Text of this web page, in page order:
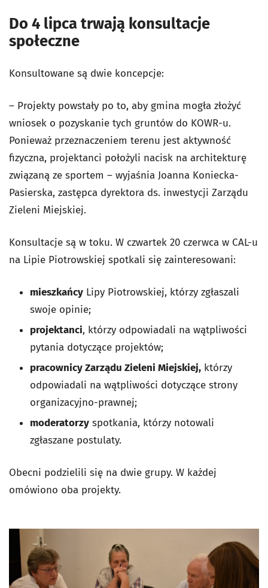
Do 4 lipca trwają konsultacje
społeczne
Konsultowane są dwie koncepcje:
– Projekty powstały po to, aby gmina mogła złożyć
wniosek o pozyskanie tych gruntów do KOWR-u.
Ponieważ przeznaczeniem terenu jest aktywność
fizyczna, projektanci położyli nacisk na architekturę
związaną ze sportem – wyjaśnia Joanna Koniecka-
Pasierska, zastępca dyrektora ds. inwestycji Zarządu
Zieleni Miejskiej.
Konsultacje są w toku. W czwartek 20 czerwca w CAL-u
na Lipie Piotrowskiej spotkali się zainteresowani:
mieszkańcy Lipy Piotrowskiej, którzy zgłaszali
swoje opinie;
projektanci, którzy odpowiadali na wątpliwości
pytania dotyczące projektów;
pracownicy Zarządu Zieleni Miejskiej, którzy
odpowiadali na wątpliwości dotyczące strony
organizacyjno-prawnej;
moderatorzy spotkania, którzy notowali
zgłaszane postulaty.
Obecni podzielili się na dwie grupy. W każdej
omówiono oba projekty.